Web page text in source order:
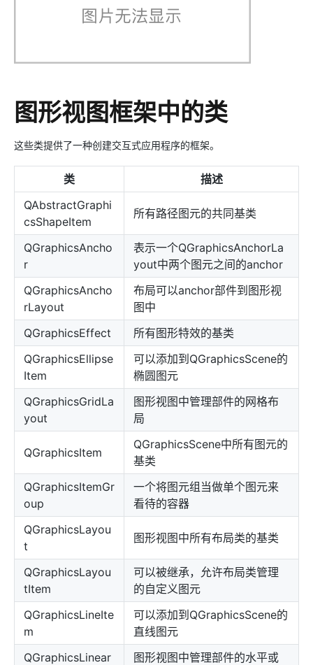
图形视图框架中的类
这些类提供了一种创建交互式应用程序的框架。
类
描述
QAbstractGraphi
csShapeItem
所有路径图元的共同基类
QGraphicsAncho
r
表示一个QGraphicsAnchorLa
yout中两个图元之间的anchor
QGraphicsAncho
rLayout
布局可以anchor部件到图形视
图中
QGraphicsEffect
所有图形特效的基类
QGraphicsEllipse
Item
可以添加到QGraphicsScene的
椭圆图元
QGraphicsGridLa
yout
图形视图中管理部件的网格布
局
QGraphicsItem
QGraphicsScene中所有图元的
基类
QGraphicsItemGr
oup
一个将图元组当做单个图元来
看待的容器
QGraphicsLayou
t
图形视图中所有布局类的基类
QGraphicsLayou
tItem
可以被继承，允许布局类管理
的自定义图元
QGraphicsLineIte
m
可以添加到QGraphicsScene的
直线图元
QGraphicsLinear
图形视图中管理部件的水平或